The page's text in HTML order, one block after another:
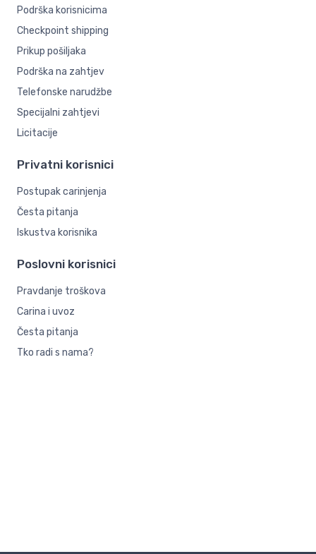
Podrška korisnicima
Checkpoint shipping
Prikup pošiljaka
Podrška na zahtjev
Telefonske narudžbe
Specijalni zahtjevi
Licitacije
Privatni korisnici
Postupak carinjenja
Česta pitanja
Iskustva korisnika
Poslovni korisnici
Pravdanje troškova
Carina i uvoz
Česta pitanja
Tko radi s nama?